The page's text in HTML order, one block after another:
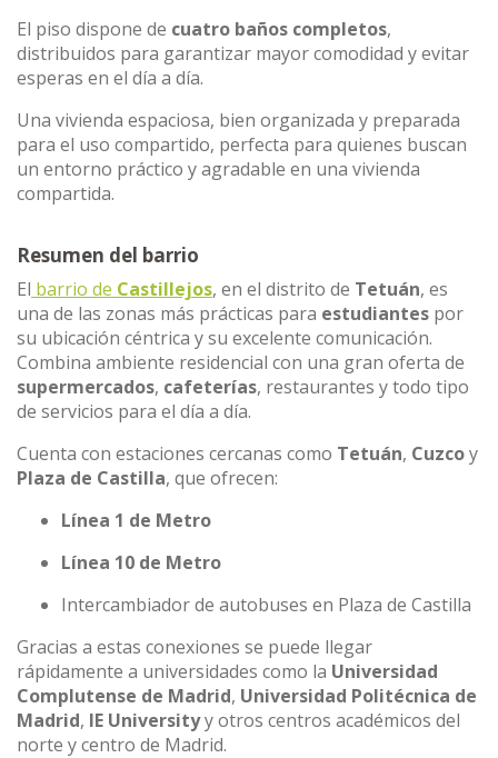
El piso dispone de cuatro baños completos,
distribuidos para garantizar mayor comodidad y evitar
esperas en el día a día.
Una vivienda espaciosa, bien organizada y preparada
para el uso compartido, perfecta para quienes buscan
un entorno práctico y agradable en una vivienda
compartida.
Resumen del barrio
El barrio de Castillejos, en el distrito de Tetuán, es
una de las zonas más prácticas para estudiantes por
su ubicación céntrica y su excelente comunicación.
Combina ambiente residencial con una gran oferta de
supermercados, cafeterías, restaurantes y todo tipo
de servicios para el día a día.
Cuenta con estaciones cercanas como Tetuán, Cuzcoy
Plaza de Castilla, que ofrecen:
Línea 1 de Metro
Línea 10 de Metro
Intercambiador de autobuses en Plaza de Castilla
Gracias a estas conexiones se puede llegar
rápidamente a universidades como la Universidad
Complutense de Madrid, Universidad Politécnica de
Madrid, IE Universityy otros centros académicos del
norte y centro de Madrid.